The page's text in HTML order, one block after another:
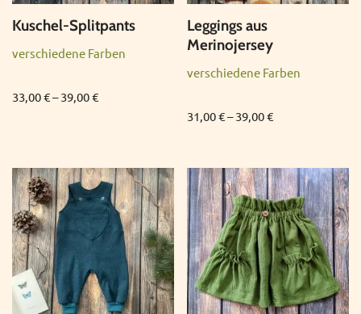
Kuschel-Splitpants
verschiedene Farben
33,00€–39,00€
Leggings aus
Merinojersey
verschiedene Farben
31,00€–39,00€